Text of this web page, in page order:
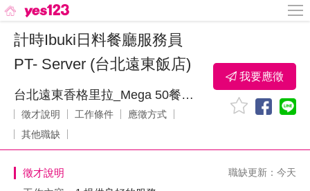
計時Ibuki日料餐廳服務員
PT- Server (台北遠東飯店)
台北遠東香格里拉_Mega 50餐飲及宴會_鼎鼎大飯店股份有限公司
徵才說明 工作條件
應徵方式
其他職缺
我要應徵
徵才說明 職缺更新：今天